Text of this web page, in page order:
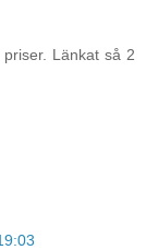
Länkat så 2